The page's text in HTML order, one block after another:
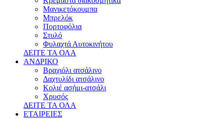
Μανικετόκουμπα
Μπρελόκ
Πορτοφόλια
Στυλό
Φυλαχτά Αυτοκινήτου
ΔΕΙΤΕ ΤΑ ΟΛΑ
ΑΝΔΡΙΚΟ
Βραχιόλι ατσάλινο
Δαχτυλίδι ατσάλινο
Κολιέ ασήμι-ατσάλι
Χρυσός
ΔΕΙΤΕ ΤΑ ΟΛΑ
ΕΤΑΙΡΕΙΕΣ